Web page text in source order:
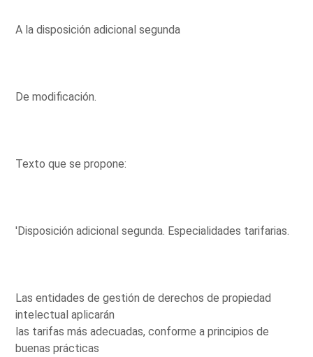
A la disposición adicional segunda
De modificación.
Texto que se propone:
'Disposición adicional segunda. Especialidades tarifarias.
Las entidades de gestión de derechos de propiedad
intelectual aplicarán
las tarifas más adecuadas, conforme a principios de
buenas prácticas